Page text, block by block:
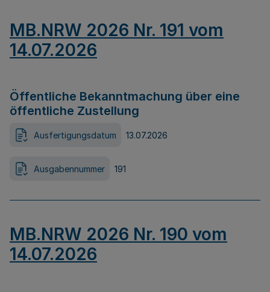
MB.NRW 2026 Nr. 191 vom
14.07.2026
Öffentliche Bekanntmachung über eine
öffentliche Zustellung
Ausfertigungsdatum 13.07.2026
Ausgabennummer 191
MB.NRW 2026 Nr. 190 vom
14.07.2026